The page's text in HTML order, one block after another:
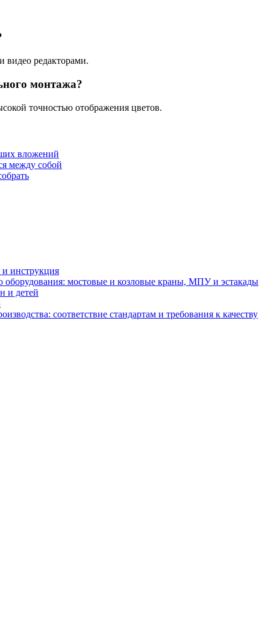
видео редакторами.
монтажа?
точностью отображения цветов.
вложений
между собой
инструкция
оборудования: мостовые и козловые краны, МПУ и эстакады
и детей
соответствие стандартам и требования к качеству